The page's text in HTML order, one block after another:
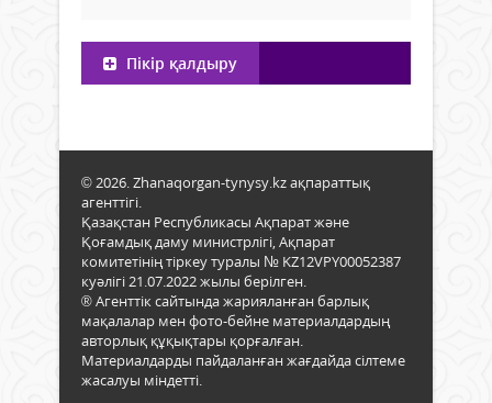
Пікір қалдыру
© 2026. Zhanaqorgan-tynysy.kz ақпараттық
агенттігі.
Қазақстан Республикасы Ақпарат және
Қоғамдық даму министрлігі, Ақпарат
комитетінің тіркеу туралы № KZ12VPY00052387
куәлігі 21.07.2022 жылы берілген.
® Агенттік сайтында жарияланған барлық
мақалалар мен фото-бейне материалдардың
авторлық құқықтары қорғалған.
Материалдарды пайдаланған жағдайда сілтеме
жасалуы міндетті.